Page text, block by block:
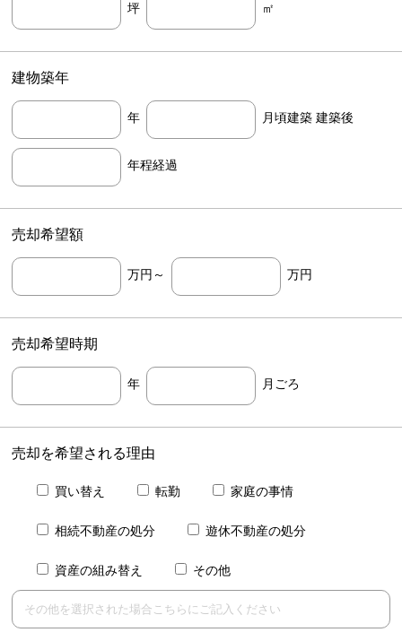
坪 ㎡
建物築年
年 月頃建築 建築後
年程経過
売却希望額
万円～ 万円
売却希望時期
年 月ごろ
売却を希望される理由
買い替え 転勤 家庭の事情
相続不動産の処分 遊休不動産の処分
資産の組み替え その他